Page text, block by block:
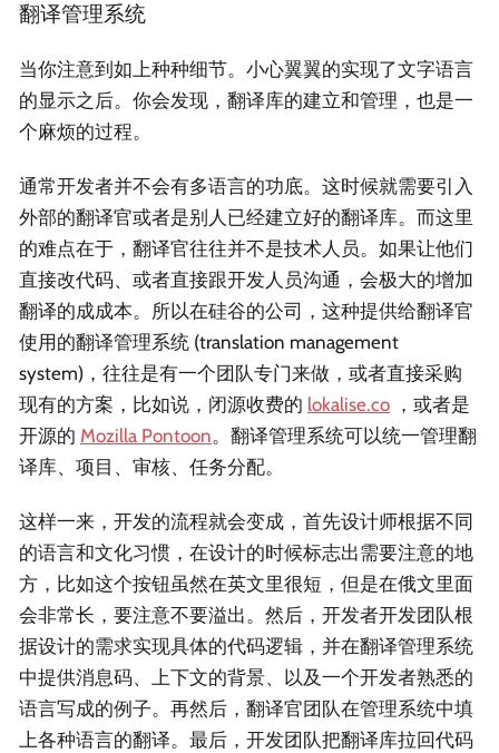
翻译管理系统
当你注意到如上种种细节。小心翼翼的实现了文字语言
的显示之后。你会发现，翻译库的建立和管理，也是一
个麻烦的过程。
通常开发者并不会有多语言的功底。这时候就需要引入
外部的翻译官或者是别人已经建立好的翻译库。而这里
的难点在于，翻译官往往并不是技术人员。如果让他们
直接改代码、或者直接跟开发人员沟通，会极大的增加
翻译的成成本。所以在硅谷的公司，这种提供给翻译官
使用的翻译管理系统 (translation management
system)，往往是有一个团队专门来做，或者直接采购
现有的方案，比如说，闭源收费的 lokalise.co ，或者是
开源的 Mozilla Pontoon。翻译管理系统可以统一管理翻
译库、项目、审核、任务分配。
这样一来，开发的流程就会变成，首先设计师根据不同
的语言和文化习惯，在设计的时候标志出需要注意的地
方，比如这个按钮虽然在英文里很短，但是在俄文里面
会非常长，要注意不要溢出。然后，开发者开发团队根
据设计的需求实现具体的代码逻辑，并在翻译管理系统
中提供消息码、上下文的背景、以及一个开发者熟悉的
语言写成的例子。再然后，翻译官团队在管理系统中填
上各种语言的翻译。最后，开发团队把翻译库拉回代码